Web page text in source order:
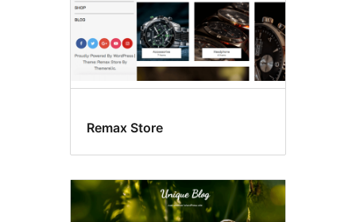
Remax Store